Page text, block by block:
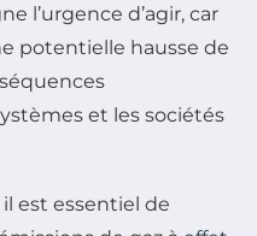
l’urgence d’agir, car
potentielle hausse de
et les sociétés
est essentiel de